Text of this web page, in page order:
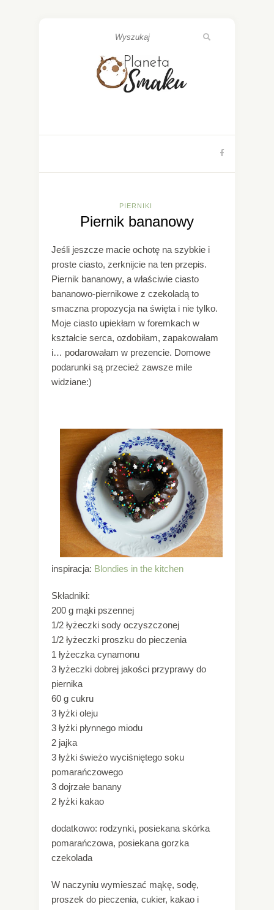
PIERNIKI
Piernik bananowy
Jeśli jeszcze macie ochotę na szybkie i
proste ciasto, zerknijcie na ten przepis.
Piernik bananowy, a właściwie ciasto
bananowo-piernikowe z czekoladą to
smaczna propozycja na święta i nie tylko.
Moje ciasto upiekłam w foremkach w
kształcie serca, ozdobiłam, zapakowałam
i… podarowałam w prezencie. Domowe
podarunki są przecież zawsze mile
widziane:)
inspiracja: Blondies in the kitchen
Składniki:
200 g mąki pszennej
1/2 łyżeczki sody oczyszczonej
1/2 łyżeczki proszku do pieczenia
1 łyżeczka cynamonu
3 łyżeczki dobrej jakości przyprawy do
piernika
60 g cukru
3 łyżki oleju
3 łyżki płynnego miodu
2 jajka
3 łyżki świeżo wyciśniętego soku
pomarańczowego
3 dojrzałe banany
2 łyżki kakao
dodatkowo: rodzynki, posiekana skórka
pomarańczowa, posiekana gorzka
czekolada
W naczyniu wymieszać mąkę, sodę,
proszek do pieczenia, cukier, kakao i